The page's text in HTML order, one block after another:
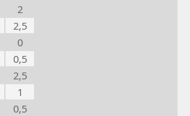
2
2,5
0
0,5
2,5
1
0,5